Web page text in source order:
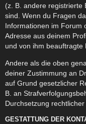
(z. B. andere registrierte
sind. Wenn du Fragen
Informationen im Forum
Adresse aus deinem
und von ihm beauftragte
Andere als die oben
deiner Zustimmung an
auf Grund gesetzlicher
B. an
Durchsetzung
GESTATTUNG DER